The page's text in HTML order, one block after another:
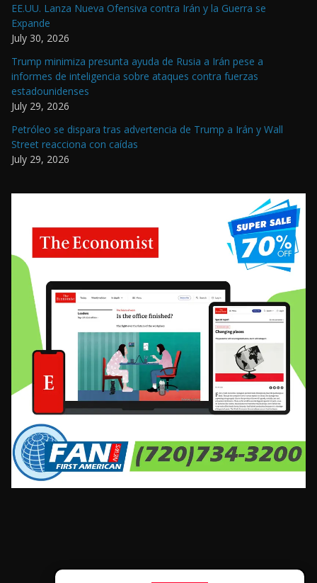
EE.UU. Lanza Nueva Ofensiva contra Irán y la Guerra se
Expande
July 30, 2026
Trump minimiza presunta ayuda de Rusia a Irán pese a
informes de inteligencia sobre ataques contra fuerzas
estadounidenses
July 29, 2026
Petróleo se dispara tras advertencia de Trump a Irán y Wall
Street reacciona con caídas
July 29, 2026